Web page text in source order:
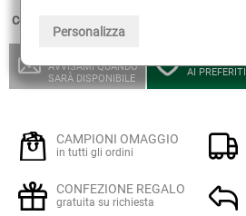
Personalizza
Confezione:
AVVISAMI QUANDO
SARÀ DISPONIBILE
AI PREFERITI
CAMPIONI OMAGGIO
in tutti gli ordini
CONFEZIONE REGALO
gratuita su richiesta